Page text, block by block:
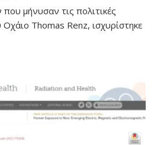
μήνυσαν τις πολιτικές
Thomas Renz, ισχυρίστηκε